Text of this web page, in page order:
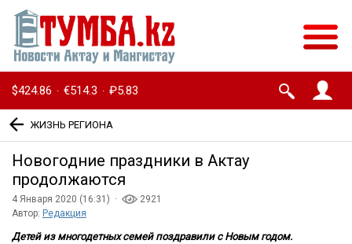
$424.86 · €514.3 · ₽5.83
ЖИЗНЬ РЕГИОНА
Новогодние праздники в Актау
продолжаются
4 Января 2020 (16:31) ·
2921
Автор: Редакция
Детей из многодетных семей поздравили с Новым годом.